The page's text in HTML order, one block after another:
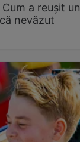
a reușit un
nevăzut